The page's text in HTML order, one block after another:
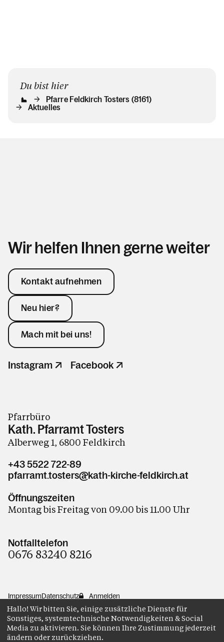
Du bist hier
Pfarre Feldkirch Tosters (8161)
Aktuelles
Wir helfen Ihnen gerne weiter
Kontakt aufnehmen
Neu hier?
Mach mit bei uns!
Instagram Facebook
Pfarrbüro
Kath. Pfarramt Tosters
Alberweg 1, 6800 Feldkirch
+43 5522 722-89
pfarramt.tosters@kath-kirche-feldkirch.at
Öffnungszeiten
Montag bis Freitag von 09.00 bis 11.00 Uhr
Notfalltelefon
0676 83240 8216
ImpressumDatenschutz Anmelden
Hallo! Wir bitten Sie, einige zusätzliche Dienste für
Sonstiges, systemtechnische Notwendigkeiten & Social
Media zu aktivieren. Sie können Ihre Zustimmung jederzeit
ändern oder zurückziehen.